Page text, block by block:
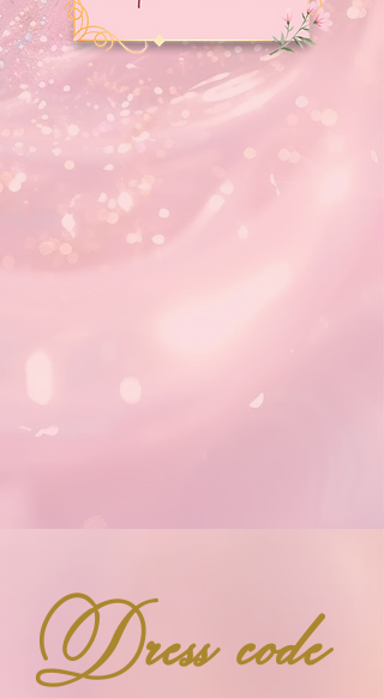
Dress code